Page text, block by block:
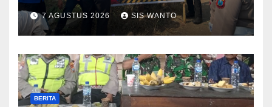
Titik Rawan Kecelakaan
7 AGUSTUS 2026 SIS WANTO
BERITA